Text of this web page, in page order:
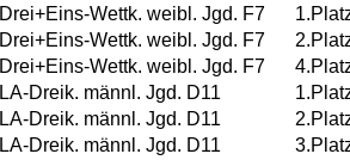
Drei+Eins-Wettk. weibl. Jgd. F7
Drei+Eins-Wettk. weibl. Jgd. F7
Drei+Eins-Wettk. weibl. Jgd. F7
LA-Dreik. männl. Jgd. D11
LA-Dreik. männl. Jgd. D11
LA-Dreik. männl. Jgd. D11